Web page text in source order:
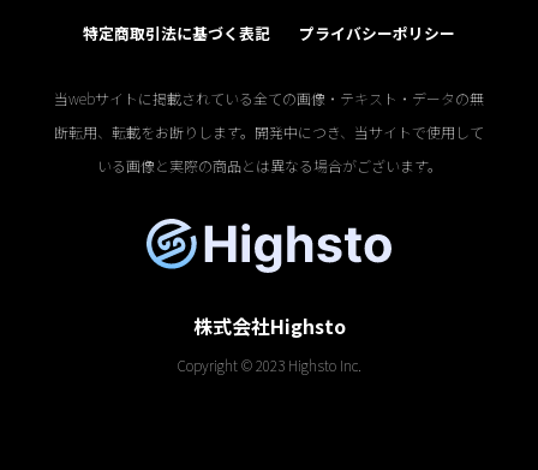
特定商取引法に基づく表記 プライバシーポリシー
当webサイトに掲載されている全ての画像・テキスト・データの無
断転用、転載をお断りします。開発中につき、当サイトで使用して
いる画像と実際の商品とは異なる場合がございます。
株式会社Highsto
Copyright © 2023 Highsto Inc.